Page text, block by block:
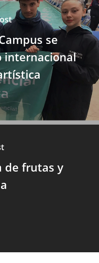
se
internacional
de frutas y